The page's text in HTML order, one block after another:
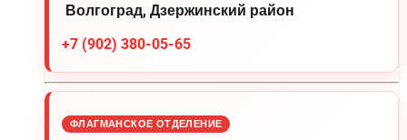
Волгоград, Дзержинский район
+7 (902) 380-05-65
ФЛАГМАНСКОЕ ОТДЕЛЕНИЕ